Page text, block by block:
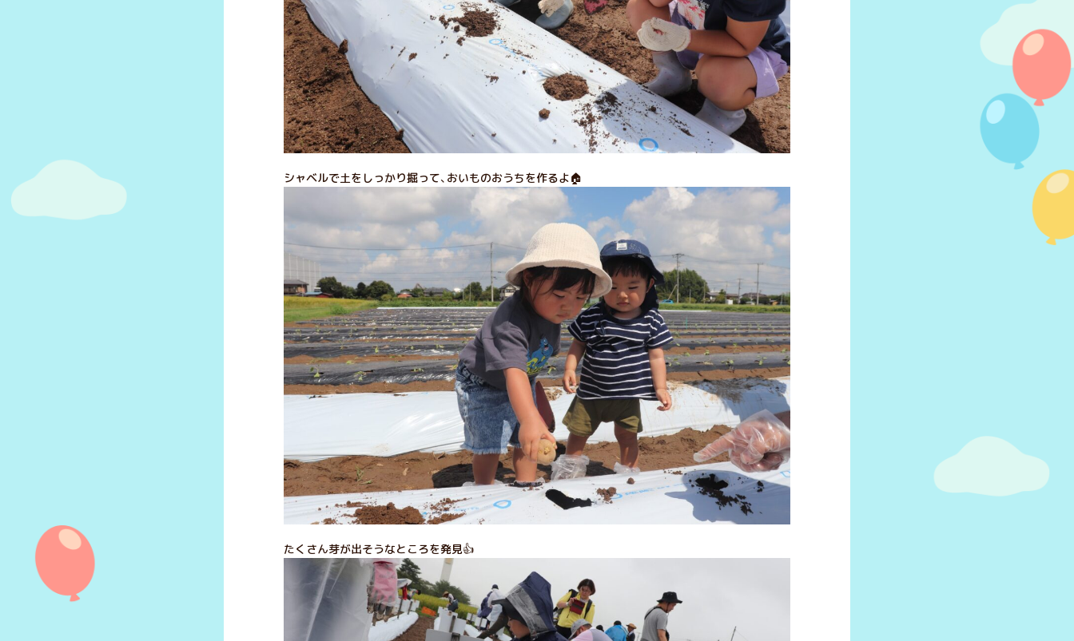
シャベルで土をしっかり掘って、おいものおうちを作るよ🏠
たくさん芽が出そうなところを発見👍